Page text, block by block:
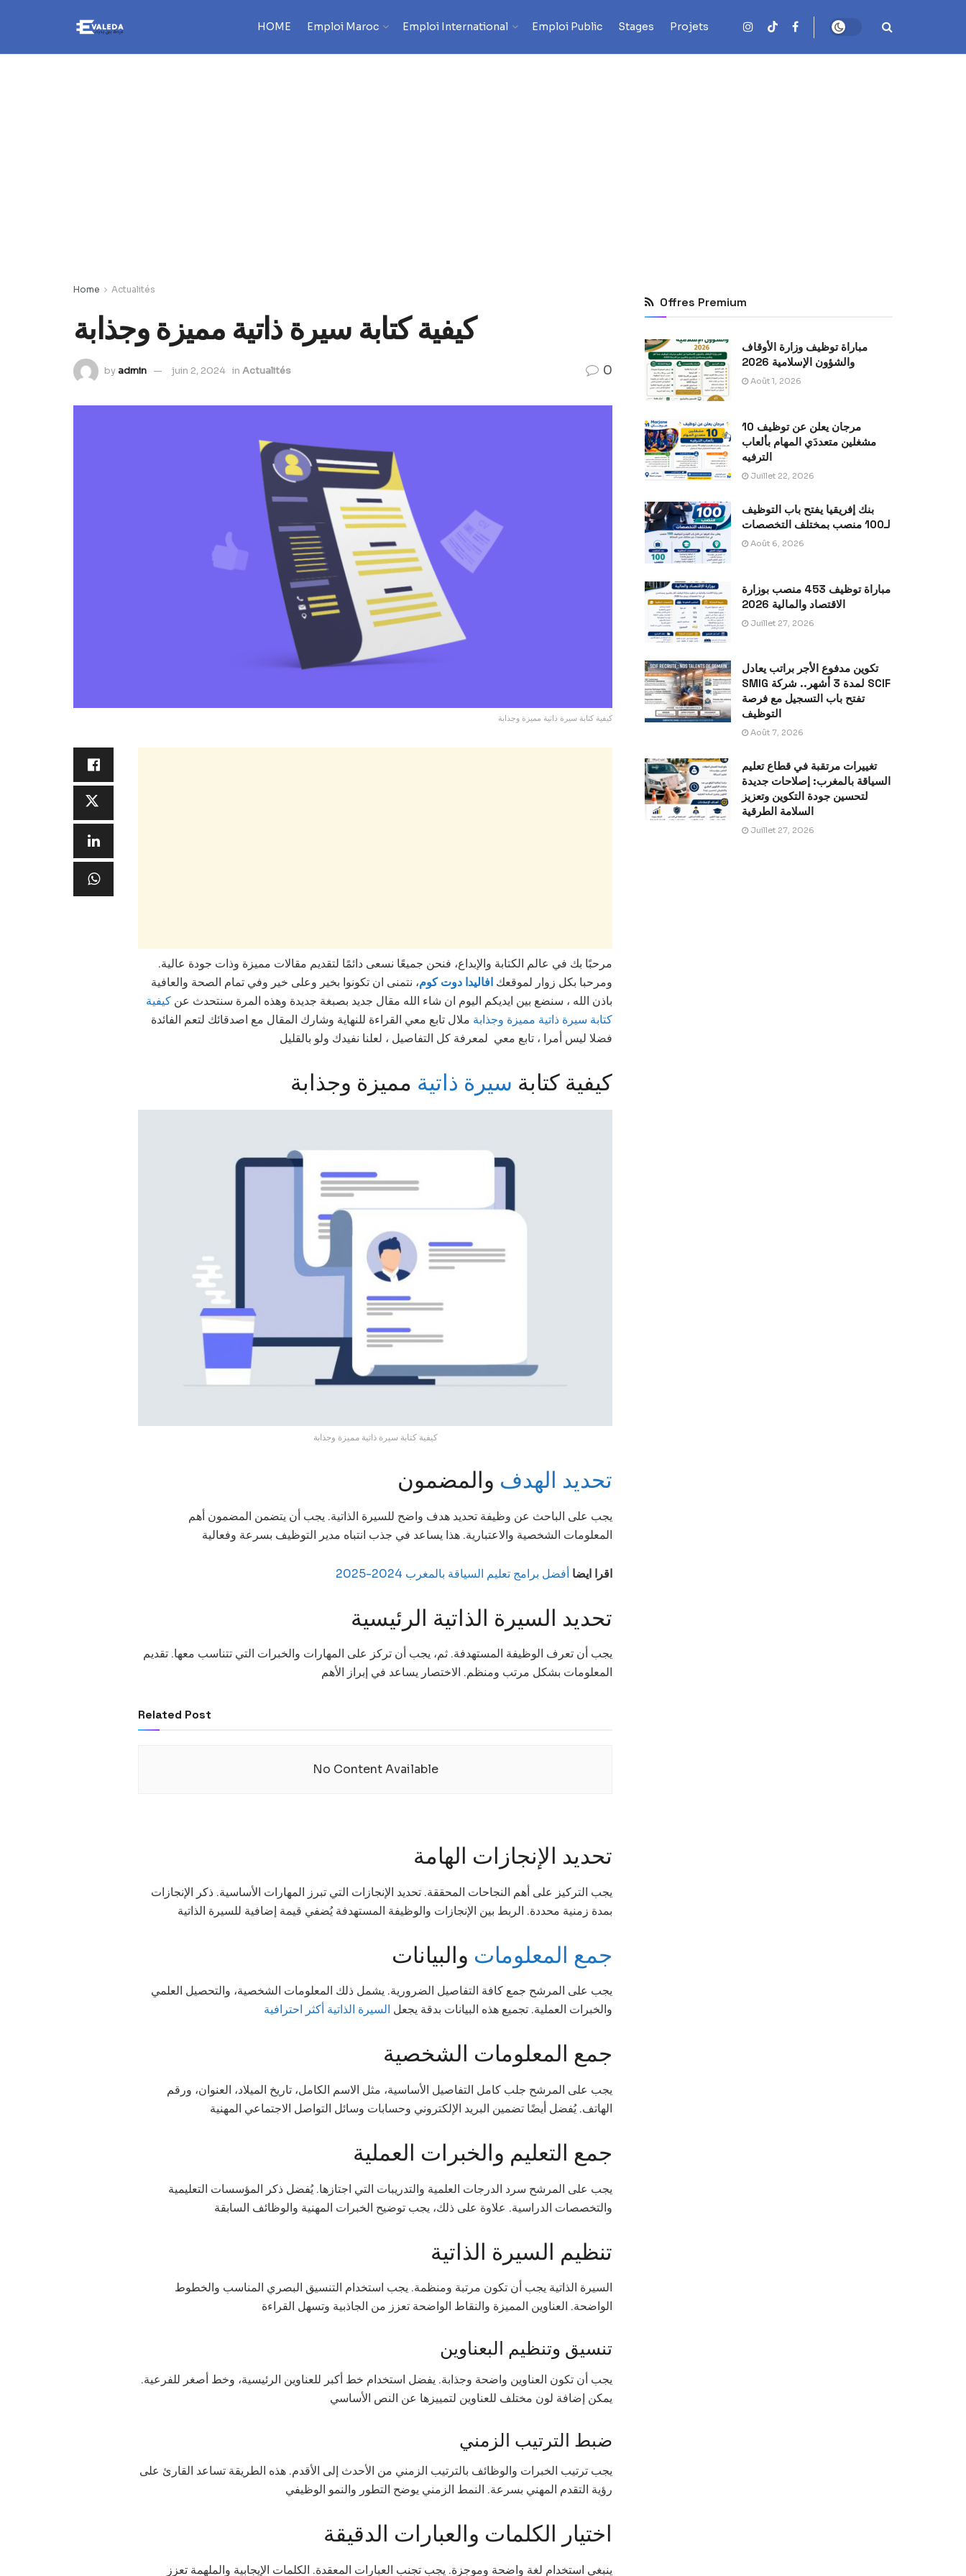
HOME Emploi Maroc Emploi International Emploi Public Stages Projets
Home Actualités
كيفية كتابة سيرة ذاتية مميزة وجذابة
byadmin juin 2, 2024 in Actualités 0
كيفية كتابة سيرة ذاتية مميزة وجذابة
مرحبًا بك في عالم الكتابة والإبداع، فنحن جميعًا نسعى دائمًا لتقديم مقالات مميزة وذات جودة عالية.
ومرحبا بكل زوار لموقعك افاليدا دوت كوم، نتمنى ان تكونوا بخير وعلى خير وفي تمام الصحة والعافية
باذن الله ، سنضع بين ايديكم اليوم ان شاء الله مقال جديد بصبغة جديدة وهذه المرة سنتحدث عن كيفية
كتابة سيرة ذاتية مميزة وجذابة ملال تابع معي القراءة للنهاية وشارك المقال مع اصدقائك لتعم الفائدة
فضلا ليس أمرا ، تابع معي لمعرفة كل التفاصيل ، لعلنا نفيدك ولو بالقليل
كيفية كتابة سيرة ذاتية مميزة وجذابة
كيفية كتابة سيرة ذاتية مميزة وجذابة
تحديد الهدف والمضمون
يجب على الباحث عن وظيفة تحديد هدف واضح للسيرة الذاتية. يجب أن يتضمن المضمون أهم
المعلومات الشخصية والاعتبارية. هذا يساعد في جذب انتباه مدير التوظيف بسرعة وفعالية
اقرا ايضا أفضل برامج تعليم السياقة بالمغرب 2024-2025
تحديد السيرة الذاتية الرئيسية
يجب أن تعرف الوظيفة المستهدفة. ثم، يجب أن تركز على المهارات والخبرات التي تتناسب معها. تقديم
المعلومات بشكل مرتب ومنظم. الاختصار يساعد في إبراز الأهم
Related Post
No Content Available
تحديد الإنجازات الهامة
يجب التركيز على أهم النجاحات المحققة. تحديد الإنجازات التي تبرز المهارات الأساسية. ذكر الإنجازات
بمدة زمنية محددة. الربط بين الإنجازات والوظيفة المستهدفة يُضفي قيمة إضافية للسيرة الذاتية
جمع المعلومات والبيانات
يجب على المرشح جمع كافة التفاصيل الضرورية. يشمل ذلك المعلومات الشخصية، والتحصيل العلمي
والخبرات العملية. تجميع هذه البيانات بدقة يجعل السيرة الذاتية أكثر احترافية
جمع المعلومات الشخصية
يجب على المرشح جلب كامل التفاصيل الأساسية، مثل الاسم الكامل، تاريخ الميلاد، العنوان، ورقم
الهاتف. يُفضل أيضًا تضمين البريد الإلكتروني وحسابات وسائل التواصل الاجتماعي المهنية
جمع التعليم والخبرات العملية
يجب على المرشح سرد الدرجات العلمية والتدريبات التي اجتازها. يُفضل ذكر المؤسسات التعليمية
والتخصصات الدراسية. علاوة على ذلك، يجب توضيح الخبرات المهنية والوظائف السابقة
تنظيم السيرة الذاتية
السيرة الذاتية يجب أن تكون مرتبة ومنظمة. يجب استخدام التنسيق البصري المناسب والخطوط
الواضحة. العناوين المميزة والنقاط الواضحة تعزز من الجاذبية وتسهل القراءة
تنسيق وتنظيم البعناوين
يجب أن تكون العناوين واضحة وجذابة. يفضل استخدام خط أكبر للعناوين الرئيسية، وخط أصغر للفرعية.
يمكن إضافة لون مختلف للعناوين لتمييزها عن النص الأساسي
ضبط الترتيب الزمني
يجب ترتيب الخبرات والوظائف بالترتيب الزمني من الأحدث إلى الأقدم. هذه الطريقة تساعد القارئ على
رؤية التقدم المهني بسرعة. النمط الزمني يوضح التطور والنمو الوظيفي
اختيار الكلمات والعبارات الدقيقة
ينبغي استخدام لغة واضحة وموجزة. يجب تجنب العبارات المعقدة. الكلمات الإيجابية والملهمة تعزز
Offres Premium
مباراة توظيف وزارة الأوقاف
والشؤون الإسلامية 2026
Août 1, 2026
مرجان يعلن عن توظيف 10
مشغلين متعددَي المهام بألعاب
الترفيه
Juillet 22, 2026
بنك إفريقيا يفتح باب التوظيف
لـ100 منصب بمختلف التخصصات
Août 6, 2026
مباراة توظيف 453 منصب بوزارة
الاقتصاد والمالية 2026
Juillet 27, 2026
تكوين مدفوع الأجر براتب يعادل
SMIG لمدة 3 أشهر.. شركة SCIF
تفتح باب التسجيل مع فرصة
التوظيف
Août 7, 2026
تغييرات مرتقبة في قطاع تعليم
السياقة بالمغرب: إصلاحات جديدة
لتحسين جودة التكوين وتعزيز
السلامة الطرقية
Juillet 27, 2026